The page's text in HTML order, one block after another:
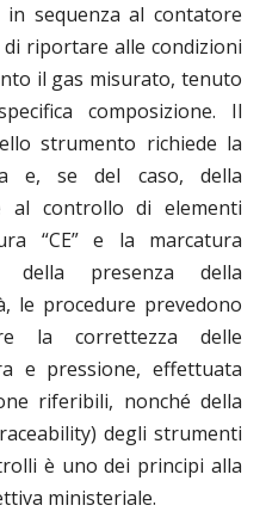
sequenza al contatore
riportare alle condizioni
il gas misurato, tenuto
composizione. Il
strumento richiede la
e, se del caso, della
al controllo di elementi
“CE” e la marcatura
della presenza della
le procedure prevedono
la correttezza delle
e pressione, effettuata
riferibili, nonché della
degli strumenti
è uno dei principi alla
ministeriale.